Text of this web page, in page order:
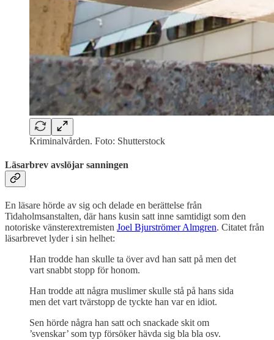
Kriminalvården. Foto: Shutterstock
Läsarbrev avslöjar sanningen
En läsare hörde av sig och delade en berättelse från
Tidaholmsanstalten, där hans kusin satt inne samtidigt som den
notoriske vänsterextremisten Joel Bjurströmer Almgren. Citatet från
läsarbrevet lyder i sin helhet:
Han trodde han skulle ta över avd han satt på men det
vart snabbt stopp för honom.
Han trodde att några muslimer skulle stå på hans sida
men det vart tvärstopp de tyckte han var en idiot.
Sen hörde några han satt och snackade skit om
’svenskar’ som typ försöker hävda sig bla bla osv.